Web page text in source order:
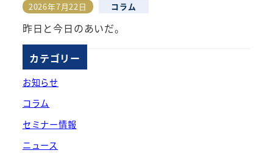
昨日と今日のあいだ。
投稿日
2026年7月22日 コラム
カテゴリー
お知らせ
コラム
セミナー情報
ニュース